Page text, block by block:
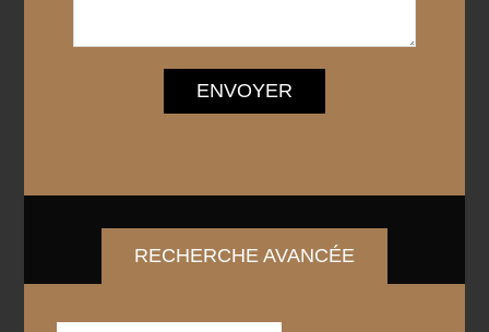
ENVOYER
RECHERCHE AVANCÉE